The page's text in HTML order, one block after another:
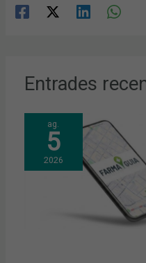
Entrades
ag.
5
2026